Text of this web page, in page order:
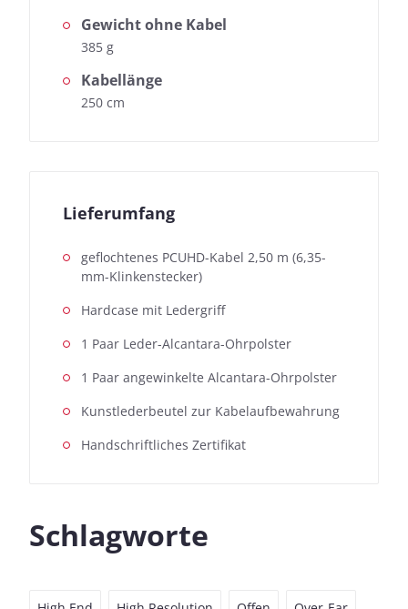
Gewicht ohne Kabel
385 g
Kabellänge
250 cm
Lieferumfang
geflochtenes PCUHD-Kabel 2,50 m (6,35-
mm-Klinkenstecker)
Hardcase mit Ledergriff
1 Paar Leder-Alcantara-Ohrpolster
1 Paar angewinkelte Alcantara-Ohrpolster
Kunstlederbeutel zur Kabelaufbewahrung
Handschriftliches Zertifikat
Schlagworte